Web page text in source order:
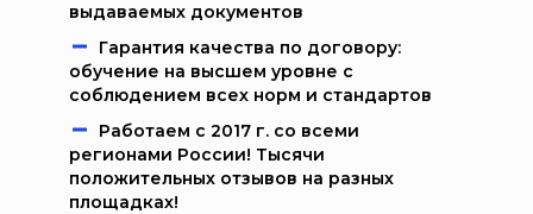
выдаваемых документов
Гарантия качества по договору:
обучение на высшем уровне с
соблюдением всех норм и стандартов
Работаем c 2017 г. со всеми
регионами России! Тысячи
положительных отзывов на разных
площадках!